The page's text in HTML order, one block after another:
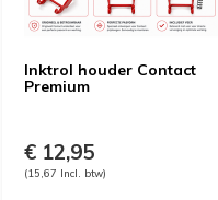
Inktrol houder Contact
Premium
€ 12,95
(15,67 Incl. btw)